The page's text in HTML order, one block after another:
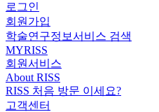
로그인
회원가입
학술연구정보서비스 검색
MYRISS
회원서비스
About RISS
RISS 처음 방문 이세요?
고객센터